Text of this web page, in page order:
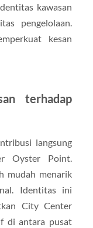
kawasan
pengelolaan.
kesan
terhadap
langsung
Oyster Point.
mudah menarik
Identitas ini
City Center
di antara pusat